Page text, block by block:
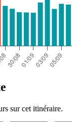
sur cet itinéraire.